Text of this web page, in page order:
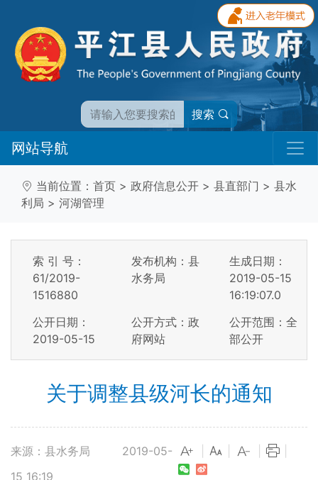
搜索
网站导航
当前位置： 首页 > 政府信息公开 > 县直部门 > 县水
利局 > 河湖管理
索 引 号：
61/2019-
1516880
发布机构：县
水务局
生成日期：
2019-05-15
16:19:07.0
公开日期：
2019-05-15
公开方式：政
府网站
公开范围：全
部公开
关于调整县级河长的通知
来源：县水务局
2019-05-
15 16:19